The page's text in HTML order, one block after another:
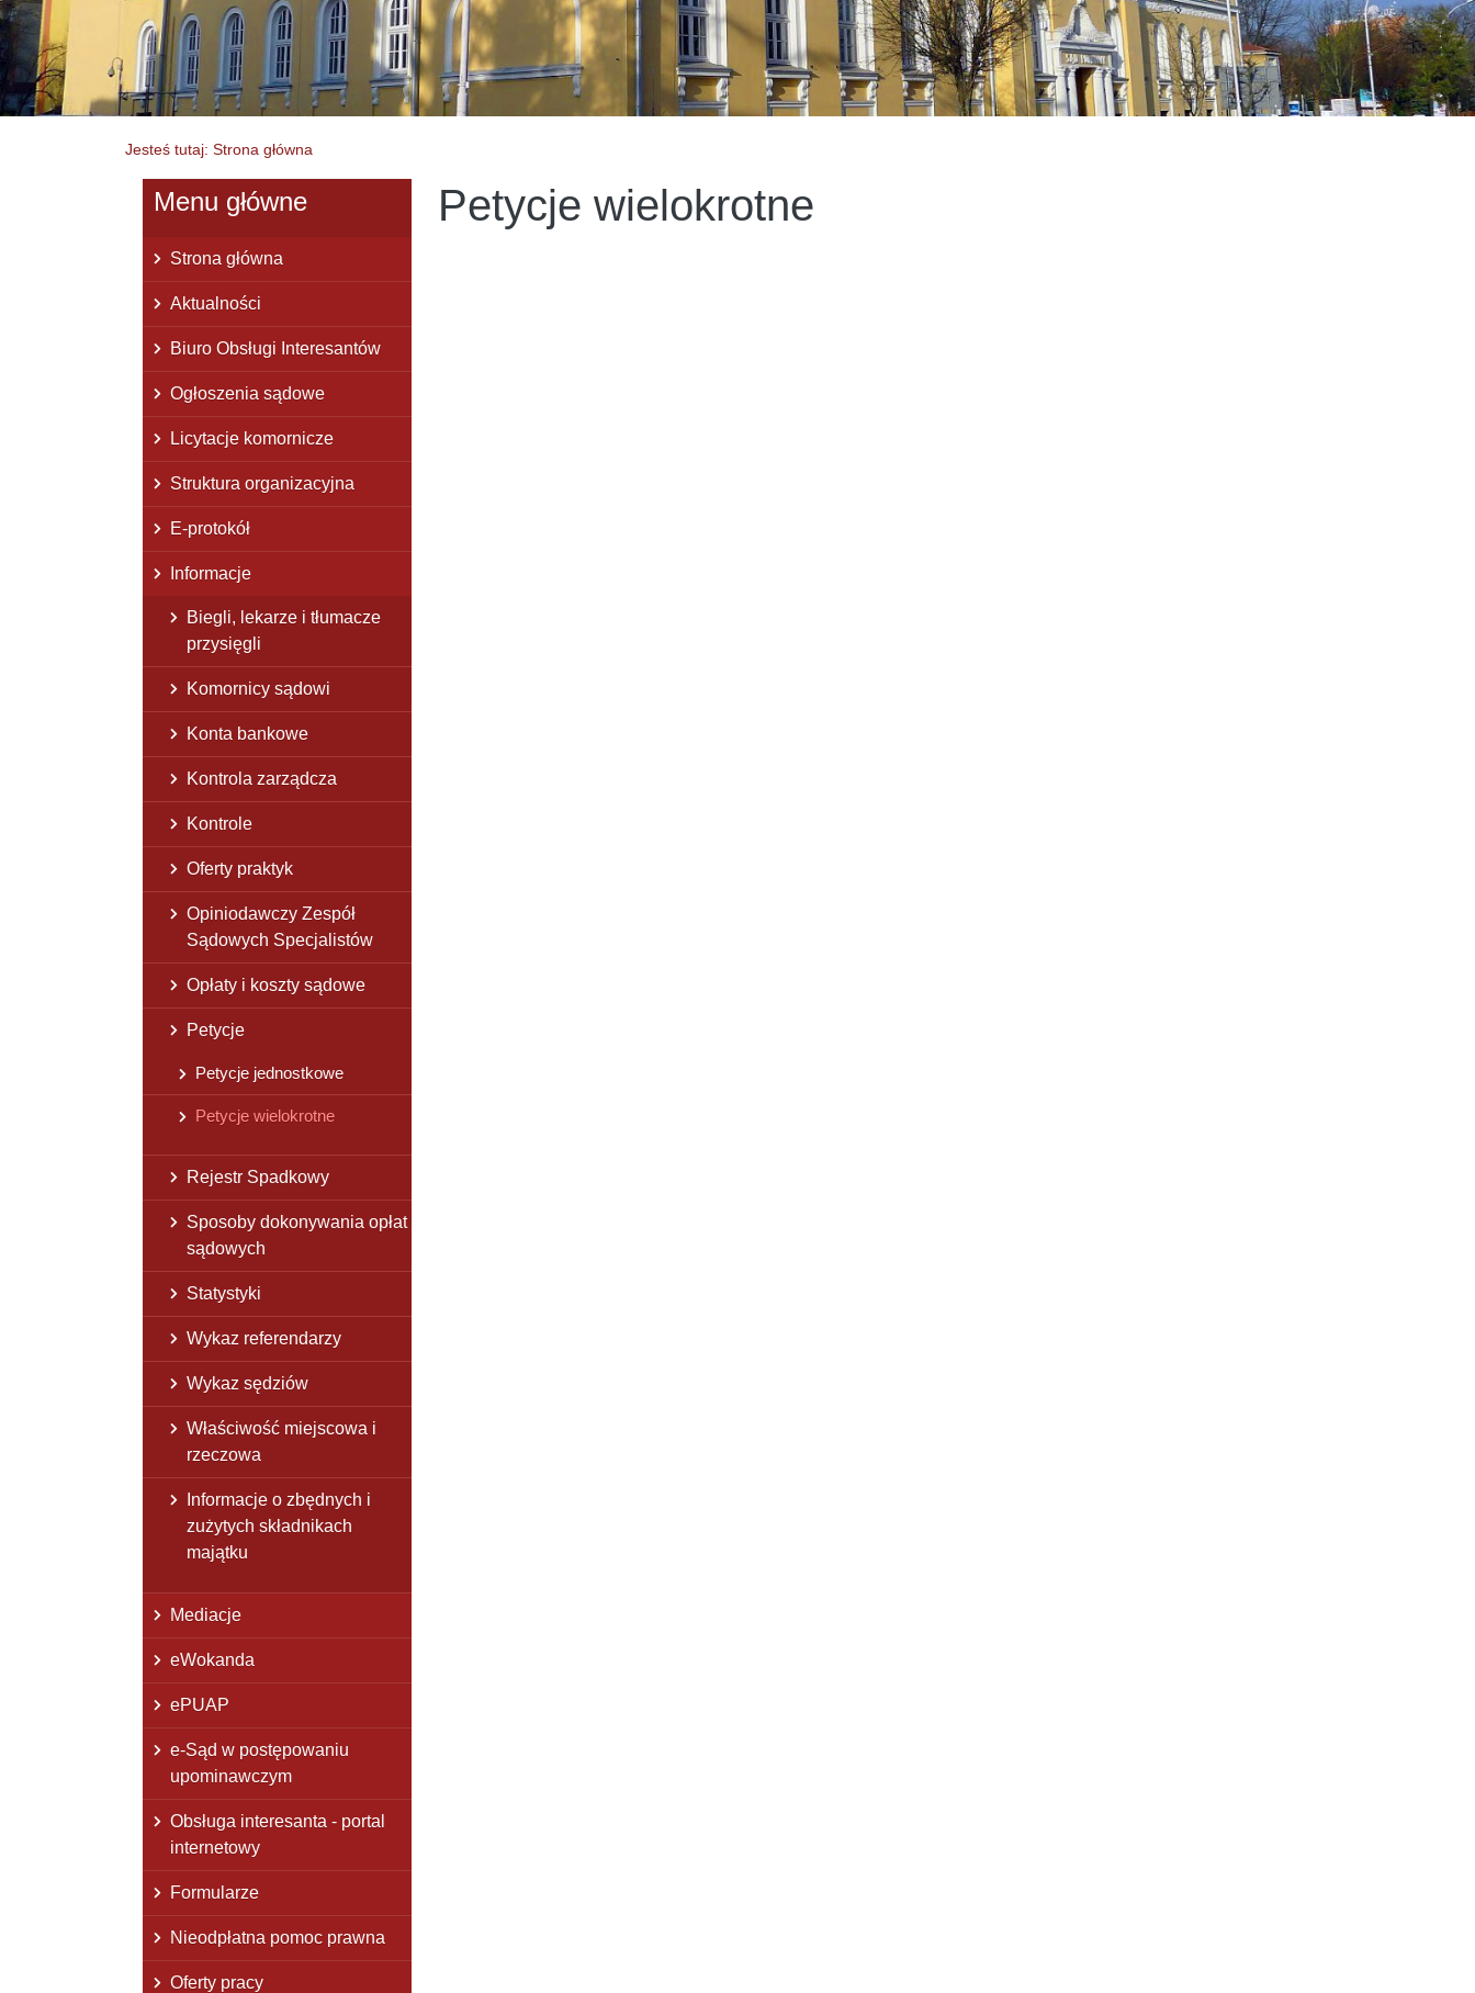
Jesteś tutaj: Strona główna
Petycje wielokrotne
Menu główne
Strona główna
Aktualności
Biuro Obsługi Interesantów
Ogłoszenia sądowe
Licytacje komornicze
Struktura organizacyjna
E-protokół
Informacje
Biegli, lekarze i tłumacze
przysięgli
Komornicy sądowi
Konta bankowe
Kontrola zarządcza
Kontrole
Oferty praktyk
Opiniodawczy Zespół
Sądowych Specjalistów
Opłaty i koszty sądowe
Petycje
Petycje jednostkowe
Petycje wielokrotne
Rejestr Spadkowy
Sposoby dokonywania opłat
sądowych
Statystyki
Wykaz referendarzy
Wykaz sędziów
Właściwość miejscowa i
rzeczowa
Informacje o zbędnych i
zużytych składnikach
majątku
Mediacje
eWokanda
ePUAP
e-Sąd w postępowaniu
upominawczym
Obsługa interesanta - portal
internetowy
Formularze
Nieodpłatna pomoc prawna
Oferty pracy